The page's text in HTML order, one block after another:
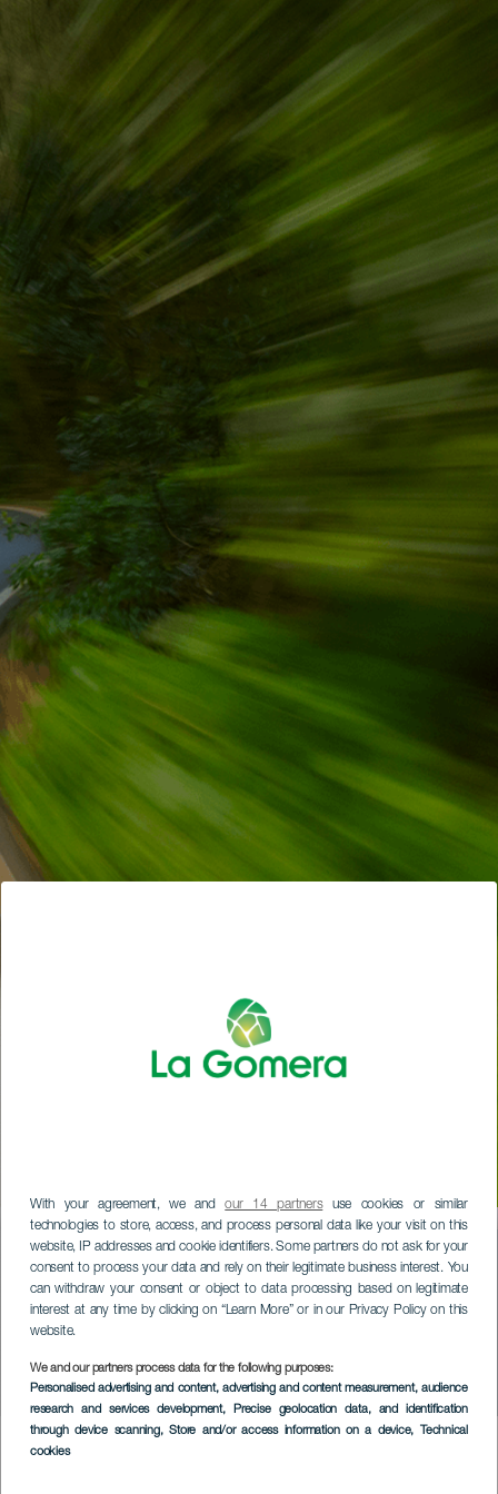
With your agreement, we andour 14 partnersuse cookies or similar
technologies to store, access, and process personal data like your visit on this
website, IP addresses and cookie identifiers. Some partners do not ask for your
consent to process your data and rely on their legitimate business interest. You
can withdraw your consent or object to data processing based on legitimate
interest at any time by clicking on “Learn More” or in our Privacy Policy on this
website.
We and our partners process data for the following purposes:
Personalised advertising and content, advertising and content measurement, audience
research and services development, Precise geolocation data, and identification
through device scanning, Store and/or access information on a device, Technical
cookies
Circuito San Sebastián
Contenido
CIRCUITO SAN SEBASTIÁN